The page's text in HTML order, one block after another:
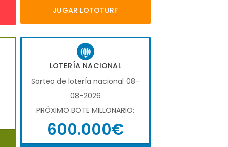
JUGAR LOTOTURF
LOTERÍA NACIONAL
Sorteo de loterÍa nacional 08-
08-2026
PRÓXIMO BOTE MILLONARIO:
600.000€